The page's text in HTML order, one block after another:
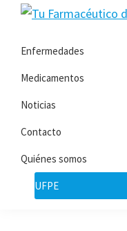
Saltar
navegación
Saltar
contenido
principal
Farmacéutico
de
Guardia
la
información
necesita
sobre
su
enfermedad
Enfermedades
Medicamentos
Noticias
Contacto
Quiénes somos
UFPE